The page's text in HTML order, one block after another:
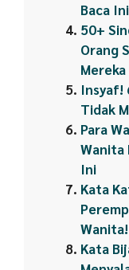
Baca
50+
Orang
Insyaf!
Tidak
Para
Wanita
Ini
Kata
Wanita!
Kata